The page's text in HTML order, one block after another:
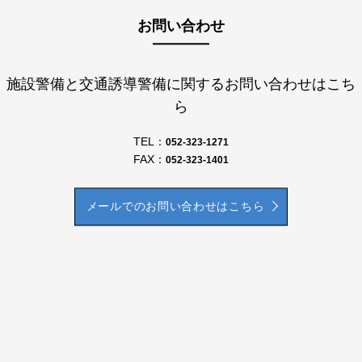
お問い合わせ
施設警備と交通誘導警備に関するお問い合わせはこち
ら
TEL： 052-323-1271
FAX： 052-323-1401
メールでのお問い合わせはこちら